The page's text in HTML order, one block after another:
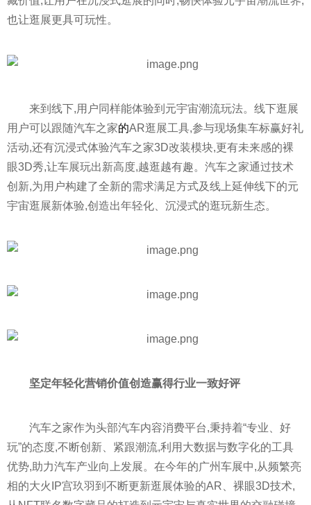
也让逛展更具可玩性。
来到线下,用户同样能体验到元宇宙潮流玩法。线下逛展
用户可以跟随汽车之家的AR逛展工具,参与现场集车标赢好礼
活动,还有沉浸式体验汽车之家3D改装模块,更有未来感的裸
眼3D秀,让车展玩出新高度,越逛越有趣。汽车之家通过技术
创新,为用户构建了全新的需求满足方式及线上延伸线下的元
宇宙逛展新体验,创造出年轻化、沉浸式的逛玩新生态。
坚定年轻化营销价值创造赢得行业一致好评
汽车之家作为头部汽车内容消费平台,秉持着“专业、好
玩”的态度,不断创新、紧跟潮流,利用大数据与数字化的工具
优势,助力汽车产业向上发展。在今年的广州车展中,从频繁亮
相的大火IP宫玖羽到不断更新逛展体验的AR、裸眼3D技术,